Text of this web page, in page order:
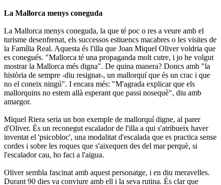
La Mallorca menys coneguda
La Mallorca menys coneguda, la que té poc o res a veure amb el
turisme desenfrenat, els successos estiuencs macabres o les visites de
la Família Real. Aquesta és l'illa que Joan Miquel Oliver voldria que
es conegués. "Mallorca té una propaganda molt cutre, i jo he volgut
mostrar la Mallorca més digna". De quina manera? Doncs amb "la
història de sempre -diu resignat-, un mallorquí que és un crac i que
no el coneix ningú". I encara més: "M'agrada explicar que els
mallorquins no estem allà esperant que passi nosequè", diu amb
amargor.
Miquel Riera seria un bon exemple de mallorquí digne, al parer
d'Oliver. És un reconegut escalador de l'illa a qui s'atribueix haver
inventat el 'psicobloc', una modalitat d'escalada que es practica sense
cordes i sobre les roques que s'aixequen des del mar perquè, si
l'escalador cau, ho faci a l'aigua.
Oliver sembla fascinat amb aquest personatge, i en diu meravelles.
Durant 90 dies va conviure amb ell i la seva rutina. És clar que